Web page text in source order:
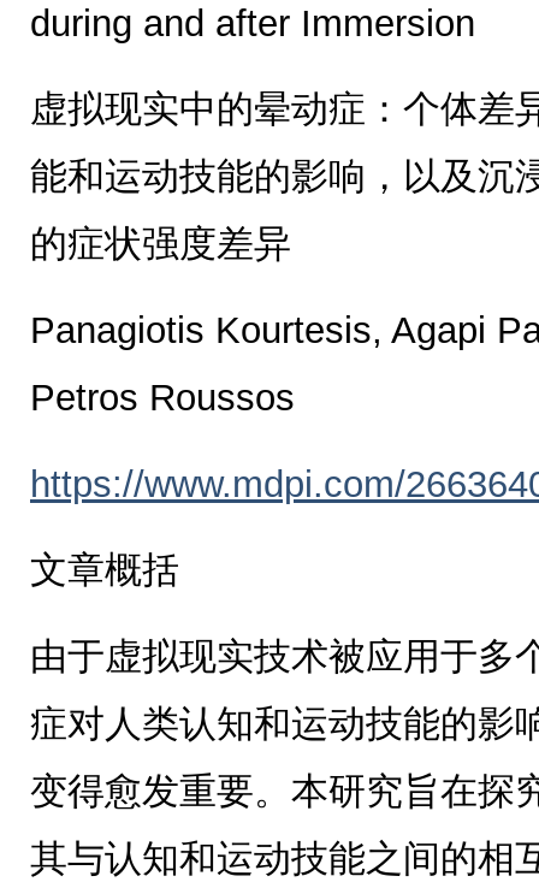
during and after Immersion
虚拟现实中的晕动症：个体差
能和运动技能的影响，以及沉
的症状强度差异
Panagiotis Kourtesis, Agapi
Petros Roussos
https://www.mdpi.com/
文章概括
由于虚拟现实技术被应用于多
症对人类认知和运动技能的影
变得愈发重要。本研究旨在探
其与认知和运动技能之间的相